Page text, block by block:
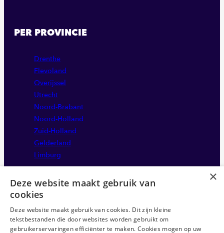
PER PROVINCIE
Drenthe
Flevoland
Overijssel
Utrecht
Noord-Brabant
Noord-Holland
Zuid-Holland
Gelderland
Limburg
×
Deze website maakt gebruik van
cookies
Deze website maakt gebruik van cookies. Dit zijn kleine
tekstbestanden die door websites worden gebruikt om
gebruikerservaringen efficiënter te maken. Cookies mogen op uw